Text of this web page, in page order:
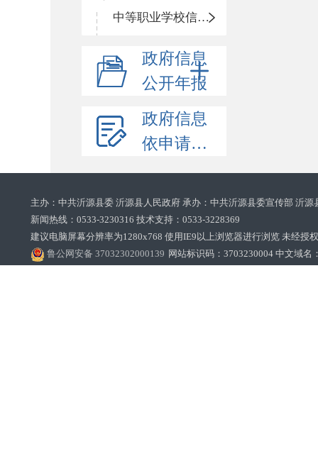
中等职业学校信息公开
政府信息
公开年报
政府信息
依申请公开
主办：中共沂源县委 沂源县人民政府 承办：中共沂源县委宣传部 沂
新闻热线：0533-3230316 技术支持：0533-3228369‌‌
建议电脑屏幕分辨率为1280x768 使用IE9以上浏览器进行浏览 未经授
鲁公网安备 37032302000139 网站标识码：3703230004 中文域名